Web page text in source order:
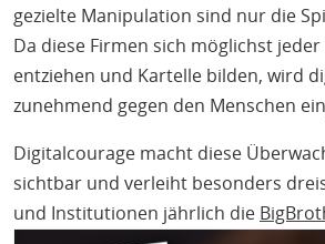
gezielte Manipulation sind nur die
Da diese Firmen sich möglichst
entziehen und Kartelle bilden, wird
zunehmend gegen den Menschen
Digitalcourage macht diese
sichtbar und verleiht besonders
und Institutionen jährlich die
Bild